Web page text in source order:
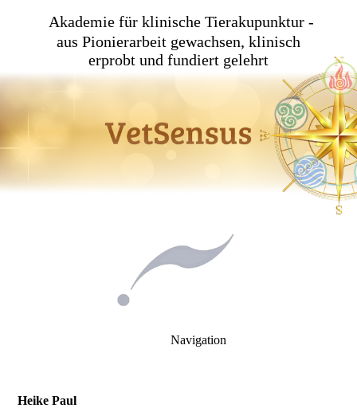
Akademie für klinische Tierakupunktur -
aus Pionierarbeit gewachsen, klinisch
erprobt und fundiert gelehrt
Navigation
Heike Paul